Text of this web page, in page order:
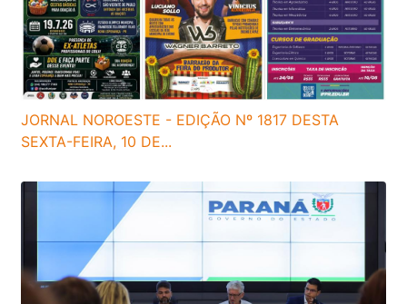
JORNAL NOROESTE - EDIÇÃO Nº 1817 DESTA
SEXTA-FEIRA, 10 DE...